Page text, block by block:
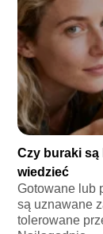
Czy buraki
wiedzieć
Gotowane lub
są uznawane
tolerowane